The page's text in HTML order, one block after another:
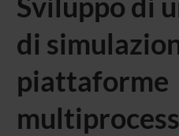
di
piattaforme